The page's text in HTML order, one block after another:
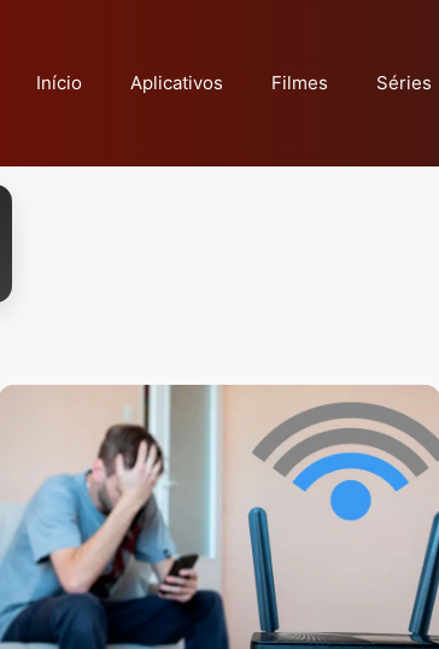
Início Aplicativos Filmes Séries